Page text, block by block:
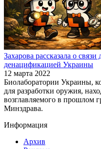
Захарова рассказала о
денацификацией Украины
12 марта 2022
Биолаборатории Украины,
для разработки оружия,
возглавляемого в
Минздрава.
Информация
Архив